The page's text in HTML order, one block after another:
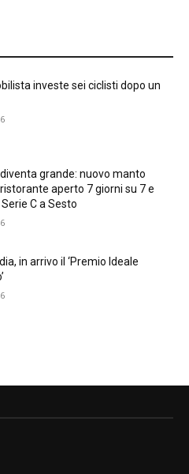
investe sei ciclisti dopo un
diventa grande: nuovo manto
aperto 7 giorni su 7 e
Serie C a Sesto
in arrivo il ‘Premio Ideale